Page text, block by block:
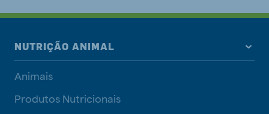
NUTRIÇÃO ANIMAL
Animais
Produtos Nutricionais